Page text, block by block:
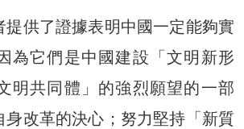
提供了證據表明中國一定能夠實
為它們是中國建設「文明新形
明共同體」的強烈願望的一部
身改革的決心；努力堅持「新質